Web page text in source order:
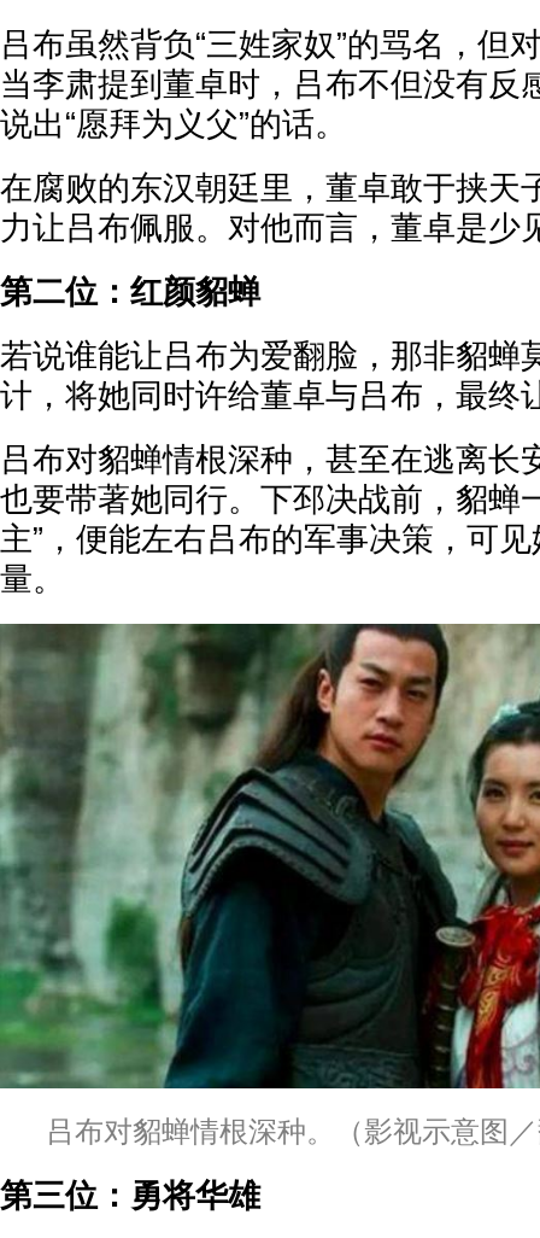
吕布虽然背负“三姓家奴”的骂名，但
当李肃提到董卓时，吕布不但没有反
说出“愿拜为义父”的话。
在腐败的东汉朝廷里，董卓敢于挟天
力让吕布佩服。对他而言，董卓是少
第二位：红颜貂蝉
若说谁能让吕布为爱翻脸，那非貂蝉
计，将她同时许给董卓与吕布，最终
吕布对貂蝉情根深种，甚至在逃离长
也要带著她同行。下邳决战前，貂蝉
主”，便能左右吕布的军事决策，可
量。
吕布对貂蝉情根深种。（影视示意图
第三位：勇将华雄